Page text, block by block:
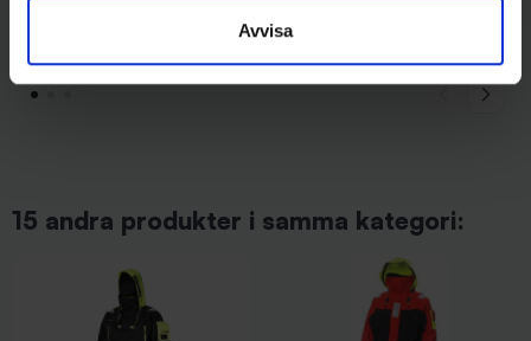
Avvisa
99 kr
+2,5
129 kr
15 andra produkter i samma kategori: